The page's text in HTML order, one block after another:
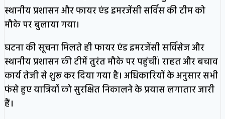
स्थानीय प्रशासन और फायर एंड इमरजेंसी सर्विस की टीम को
मौके पर बुलाया गया।
घटना की सूचना मिलते ही फायर एंड इमरजेंसी सर्विसेज और
स्थानीय प्रशासन की टीमें तुरंत मौके पर पहुंचीं। राहत और बचाव
कार्य तेजी से शुरू कर दिया गया है। अधिकारियों के अनुसार सभी
फंसे हुए यात्रियों को सुरक्षित निकालने के प्रयास लगातार जारी
हैं।